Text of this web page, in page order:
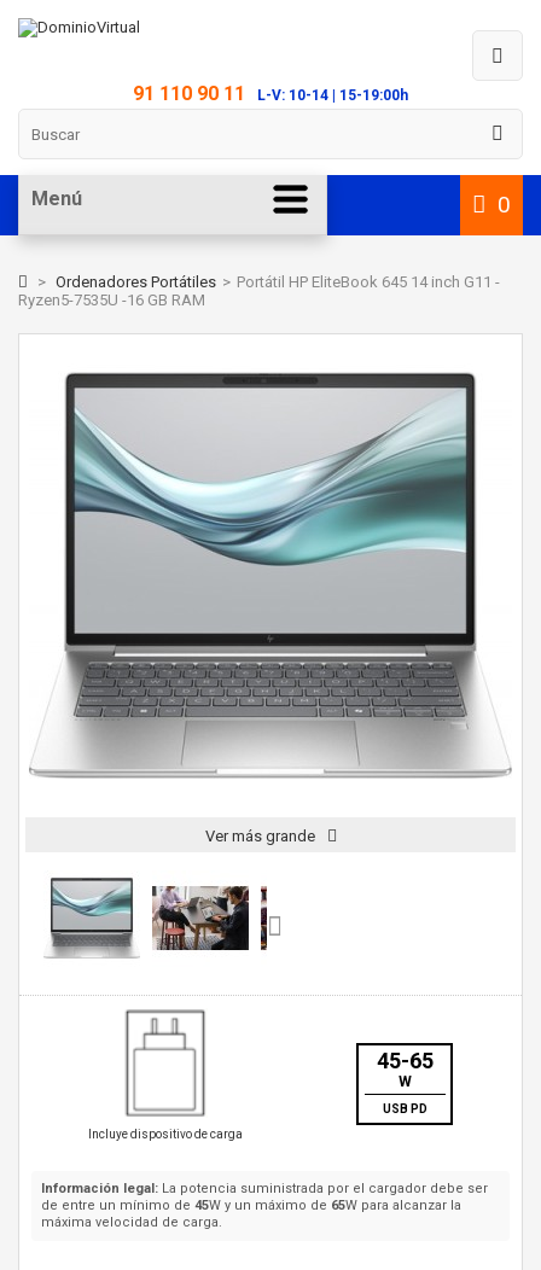
91 110 90 11 L-V: 10-14 | 15-19:00h
0
Menú
> Ordenadores Portátiles > Portátil HP EliteBook 645 14 inch G11 -
Ryzen5-7535U -16 GB RAM
Ver más grande
Incluye dispositivo de carga
45-65
W
USB PD
Información legal: La potencia suministrada por el cargador debe ser
de entre un mínimo de 45W y un máximo de 65W para alcanzar la
máxima velocidad de carga.